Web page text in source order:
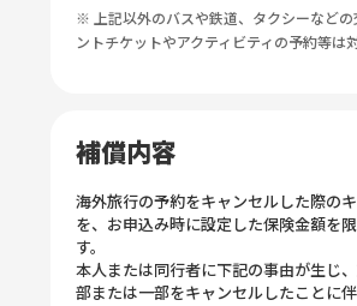
※ 上記以外のバスや鉄道、タクシーなどの
ントチケットやアクティビティの予約等は
補償内容
海外旅行の予約をキャンセルした際の
を、お申込み時に設定した保険金額を
す。
本人または同行者に下記の事由が生じ
部または一部をキャンセルしたことに